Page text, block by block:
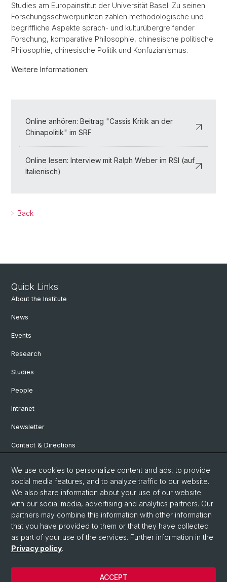
Studies am Europainstitut der Universität Basel. Zu seinen
Forschungsschwerpunkten zählen methodologische und
begriffliche Aspekte sprach- und kulturübergreifender
Forschung, komparative Philosophie, chinesische politische
Philosophie, chinesische Politik und Konfuzianismus.
Weitere Informationen:
Online anhören: Beitrag "Cassis Kritik an der
Chinapolitik" im SRF
Online lesen: Interview mit Ralph Weber im RSI (auf
Italienisch)
Back
Quick Links
About the Institute
News
Events
Research
Studies
People
Intranet
Newsletter
Contact & Directions
Social Media
Facebook
Instagram
© University of Basel
We use cookies to personalize content and ads, to provide
social media features, and to analyze traffic to our website.
We also share information about your use of our website
with our social media, advertising and analytics partners. Our
partners may combine this information with other information
that you have provided to them or that they have collected
as part of your use of the services. Further information in the
Privacy policy.
ACCEPT